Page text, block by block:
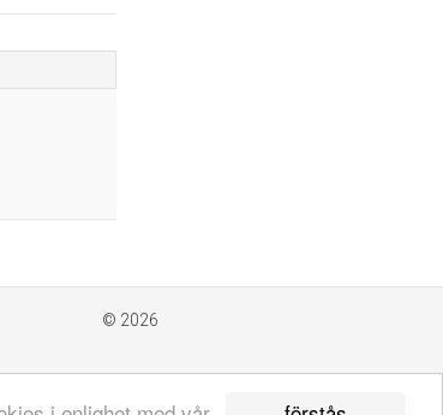
© 2026